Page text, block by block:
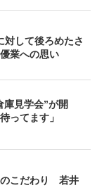
対して後ろめたさ
業への思い
庫見学会”が開
ってます」
のこだわり 若井